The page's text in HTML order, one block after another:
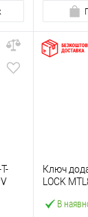
В
Ключ
LOCK